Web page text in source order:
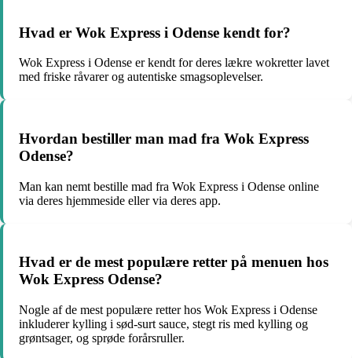
Hvad er Wok Express i Odense kendt for?
Wok Express i Odense er kendt for deres lækre wokretter lavet
med friske råvarer og autentiske smagsoplevelser.
Hvordan bestiller man mad fra Wok Express
Odense?
Man kan nemt bestille mad fra Wok Express i Odense online
via deres hjemmeside eller via deres app.
Hvad er de mest populære retter på menuen hos
Wok Express Odense?
Nogle af de mest populære retter hos Wok Express i Odense
inkluderer kylling i sød-surt sauce, stegt ris med kylling og
grøntsager, og sprøde forårsruller.